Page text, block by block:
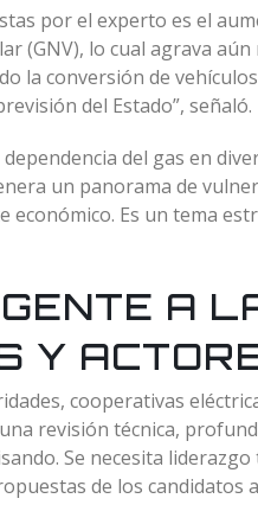
por el experto es el
(GNV), lo cual agrava
la conversión de
del Estado”, señaló.
del gas en
un panorama de
económico. Es un tema
A
Y
cooperativas
revisión técnica,
Se necesita
de los candidatos